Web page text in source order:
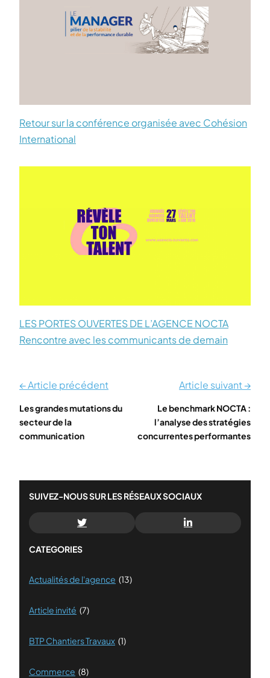
Retour sur la conférence organisée avec Cohésion
International
LES PORTES OUVERTES DE L’AGENCE NOCTA
Rencontre avec les communicants de demain
← Article précédent
Les grandes mutations du
secteur de la
communication
Article suivant →
Le benchmark NOCTA :
l’analyse des stratégies
concurrentes performantes
SUIVEZ-NOUS SUR LES RÉSEAUX SOCIAUX
CATEGORIES
Actualités de l'agence (13)
Article invité (7)
BTP Chantiers Travaux (1)
Commerce (8)